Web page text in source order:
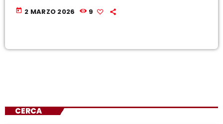
today 2 MARZO 2026 9
CERCA